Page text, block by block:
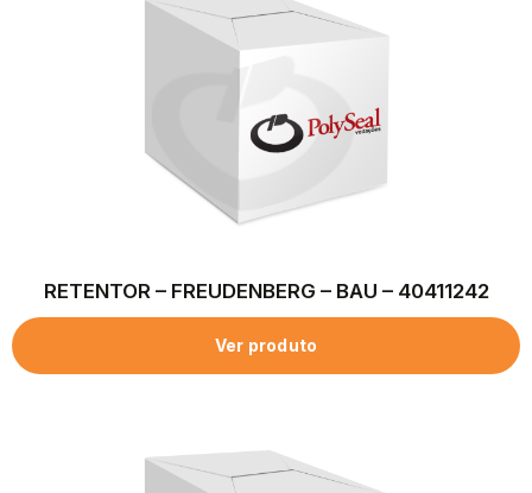
RETENTOR – FREUDENBERG – BAU – 40411242
Ver produto